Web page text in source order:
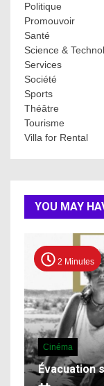
Politique
Promouvoir
Santé
Science &
Services
Société
Sports
Théâtre
Tourisme
Villa for Rental
YOU MAY
2 Minutes
Cinéma
Évacuation